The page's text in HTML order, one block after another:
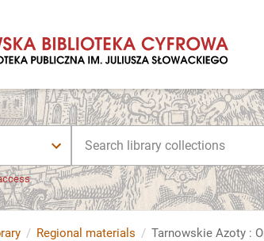
Regional materials